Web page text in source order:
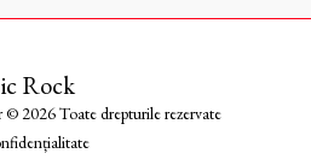
Rock
2026 Toate drepturile rezervate